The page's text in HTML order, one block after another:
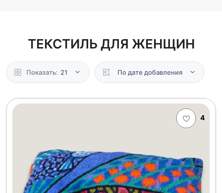
ТЕКСТИЛЬ ДЛЯ ЖЕНЩИН
Показать: 21 По дате добавления
4